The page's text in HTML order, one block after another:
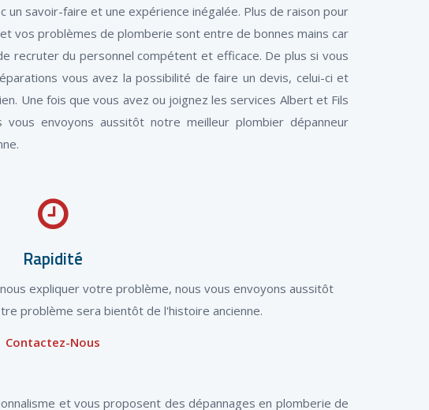
un savoir-faire et une expérience inégalée. Plus de raison pour
vos problèmes de plomberie sont entre de bonnes mains car
recruter du personnel compétent et efficace. De plus si vous
vous avez la possibilité de faire un devis, celui-ci et
Une fois que vous avez ou joignez les services Albert et Fils
envoyons aussitôt notre meilleur plombier dépanneur
Rapidité
expliquer votre problème, nous vous envoyons aussitôt
problème sera bientôt de l'histoire ancienne.
Contactez-Nous
et vous proposent des dépannages en plomberie de